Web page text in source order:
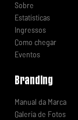
Sobre
Estatísticas
Ingressos
Como chegar
Eventos
Branding
Manual da Marca
Galeria de Fotos